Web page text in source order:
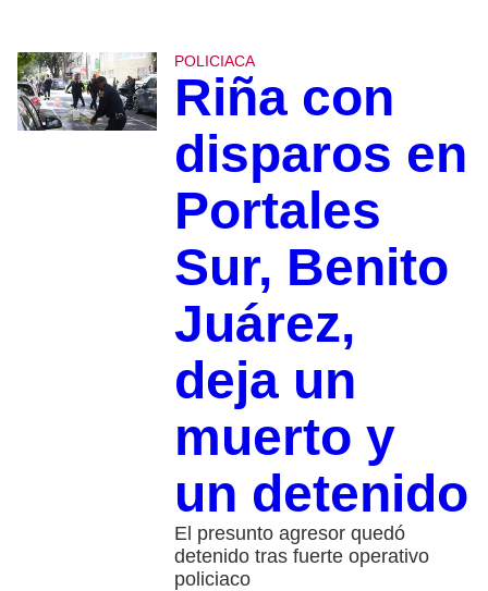
POLICIACA
Riña con
disparos en
Portales
Sur, Benito
Juárez,
deja un
muerto y
un detenido
El presunto agresor quedó
detenido tras fuerte operativo
policiaco